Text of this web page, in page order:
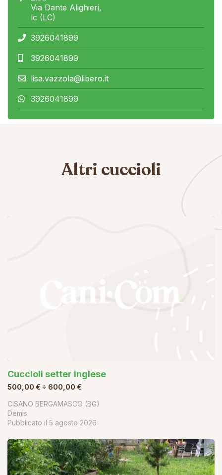
Via Dante Alighieri,
lc (LC)
3926041899
3926041899
lisa.vazzola@libero.it
3926041899
Altri cuccioli
Cuccioli setter inglese
500,00 € ÷ 600,00 €
CISANO BERGAMASCO (BG)
Demis
Pubblicato il 5 agosto 2026